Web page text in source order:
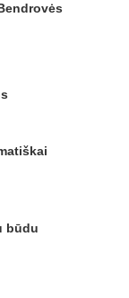
būdu